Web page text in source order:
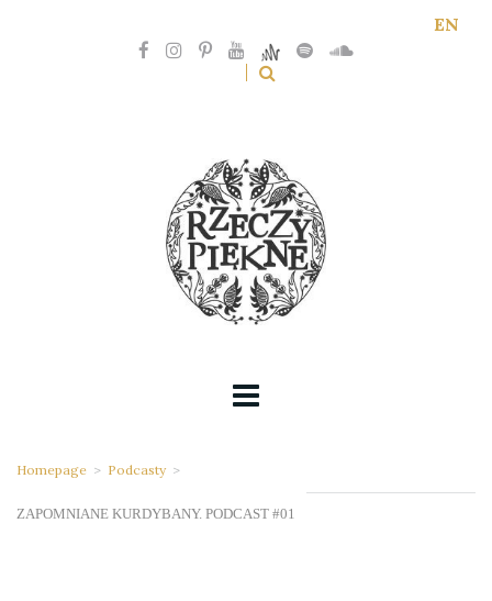
EN
Homepage > Podcasty >
ZAPOMNIANE KURDYBANY. PODCAST #01